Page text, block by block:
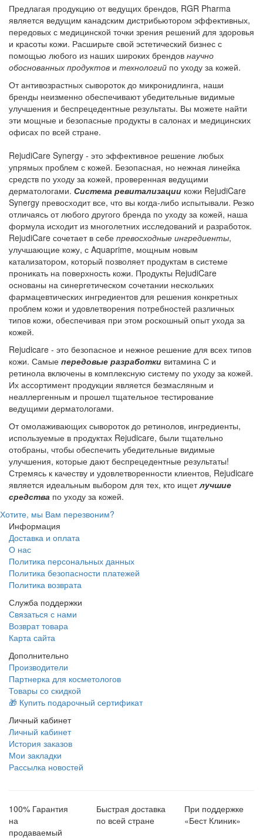
Предлагая продукцию от ведущих брендов, RGR Pharma
является ведущим канадским дистрибьютором эффективных,
передовых с медицинской точки зрения решений для здоровья
и красоты кожи. Расширьте свой эстетический бизнес с
помощью любого из наших широких брендов научно
обоснованных продуктов и технологий по уходу за кожей.
От антивозрастных сывороток до микронидлинга, наши
бренды неизменно обеспечивают убедительные видимые
улучшения и беспрецедентные результаты. Вы можете найти
эти мощные и безопасные продукты в салонах и медицинских
офисах по всей стране.
RejudiCare Synergy - это эффективное решение любых
упрямых проблем с кожей. Безопасная, но нежная линейка
средств по уходу за кожей, проверенная ведущими
дерматологами. Система ревитализации кожи RejudiCare
Synergy превосходит все, что вы когда-либо испытывали. Резко
отличаясь от любого другого бренда по уходу за кожей, наша
формула исходит из многолетних исследований и разработок.
RejudiCare сочетает в себе превосходные ингредиенты,
улучшающие кожу, с Aquaprime, мощным новым
катализатором, который позволяет продуктам в системе
проникать на поверхность кожи. Продукты RejudiCare
основаны на синергетическом сочетании нескольких
фармацевтических ингредиентов для решения конкретных
проблем кожи и удовлетворения потребностей различных
типов кожи, обеспечивая при этом роскошный опыт ухода за
кожей.
Rejudicare - это безопасное и нежное решение для всех типов
кожи. Самые передовые разработки витамина С и
ретинола включены в комплексную систему по уходу за кожей.
Их ассортимент продукции является безмасляным и
неаллергенным и прошел тщательное тестирование
ведущими дерматологами.
От омолаживающих сывороток до ретинолов, ингредиенты,
используемые в продуктах Rejudicare, были тщательно
отобраны, чтобы обеспечить убедительные видимые
улучшения, которые дают беспрецедентные результаты!
Стремясь к качеству и удовлетворенности клиентов, Rejudicare
является идеальным выбором для тех, кто ищетлучшие
средства по уходу за кожей.
Хотите, мы Вам перезвоним?
Информация
Доставка и оплата
О нас
Политика персональных данных
Политика безопасности платежей
Политика возврата
Служба поддержки
Связаться с нами
Возврат товара
Карта сайта
Дополнительно
Производители
Партнерка для косметологов
Товары со скидкой
🎁 Купить подарочный сертификат
Личный кабинет
Личный кабинет
История заказов
Мои закладки
Рассылка новостей
100% Гарантия
на
продаваемый
Быстрая доставка
по всей стране
При поддержке
«Бест Клиник»